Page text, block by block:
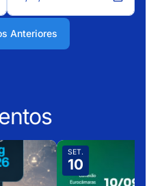
Anteriores
SET.
10